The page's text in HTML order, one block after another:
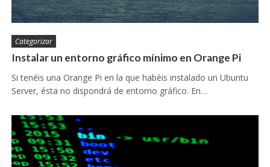
Categorizar
Instalar un entorno gráfico mínimo en Orange Pi
Si tenéis una Orange Pi en la que habéis instalado un Ubuntu
Server, ésta no dispondrá de entorno gráfico. En…